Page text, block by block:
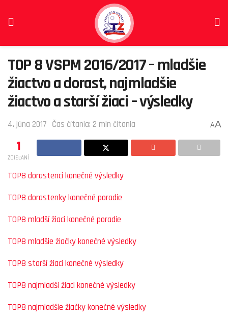
TOP 8 VSPM 2016/2017 – mladšie
žiactvo a dorast, najmladšie
žiactvo a starší žiaci – výsledky
4. júna 2017 Čas čítania: 2 min čítania AA
1
ZDIEĽANÍ
TOP8 dorastenci konečné výsledky
TOP8 dorastenky konečné poradie
TOP8 mladší žiaci konečné poradie
TOP8 mladšie žiačky konečné výsledky
TOP8 starší žiaci konečné výsledky
TOP8 najmladší žiaci konečné výsledky
TOP8 najmladšie žiačky konečné výsledky